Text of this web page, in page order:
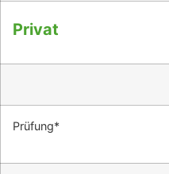
Privat
Prüfung*